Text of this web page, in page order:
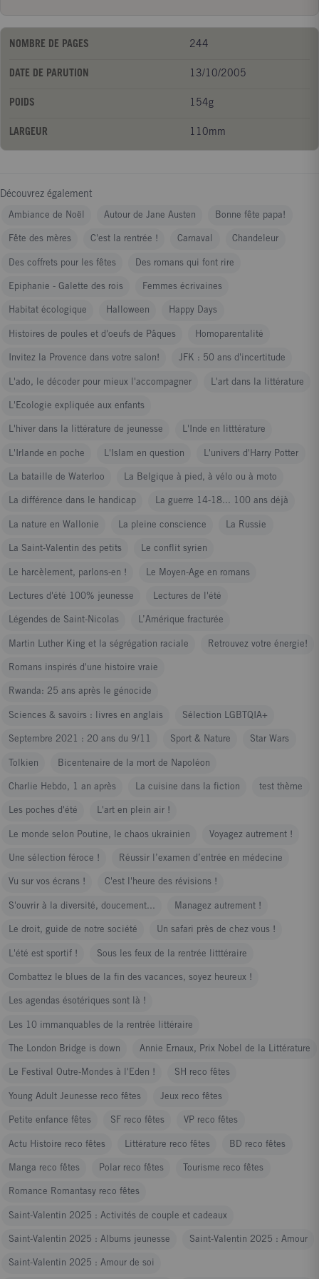
NOMBRE DE PAGES 244
DATE DE PARUTION 13/10/2005
POIDS 154g
LARGEUR 110mm
Découvrez également
Ambiance de Noël Autour de Jane Austen Bonne fête papa!
Fête des mères C'est la rentrée ! Carnaval Chandeleur
Des coffrets pour les fêtes Des romans qui font rire
Epiphanie - Galette des rois Femmes écrivaines
Habitat écologique Halloween Happy Days
Histoires de poules et d'oeufs de Pâques Homoparentalité
Invitez la Provence dans votre salon! JFK : 50 ans d'incertitude
L'ado, le décoder pour mieux l'accompagner L'art dans la littérature
L'Ecologie expliquée aux enfants
L'hiver dans la littérature de jeunesse L'Inde en litttérature
L'Irlande en poche L'Islam en question L'univers d'Harry Potter
La bataille de Waterloo La Belgique à pied, à vélo ou à moto
La différence dans le handicap La guerre 14-18... 100 ans déjà
La nature en Wallonie La pleine conscience La Russie
La Saint-Valentin des petits Le conflit syrien
Le harcèlement, parlons-en ! Le Moyen-Age en romans
Lectures d'été 100% jeunesse Lectures de l'été
Légendes de Saint-Nicolas L’Amérique fracturée
Martin Luther King et la ségrégation raciale Retrouvez votre énergie!
Romans inspirés d'une histoire vraie
Rwanda: 25 ans après le génocide
Sciences & savoirs : livres en anglais Sélection LGBTQIA+
Septembre 2021 : 20 ans du 9/11 Sport & Nature Star Wars
Tolkien Bicentenaire de la mort de Napoléon
Charlie Hebdo, 1 an après La cuisine dans la fiction test thème
Les poches d'été L'art en plein air !
Le monde selon Poutine, le chaos ukrainien Voyagez autrement !
Une sélection féroce ! Réussir l’examen d’entrée en médecine
Vu sur vos écrans ! C'est l'heure des révisions !
S'ouvrir à la diversité, doucement... Managez autrement !
Le droit, guide de notre société Un safari près de chez vous !
L'été est sportif ! Sous les feux de la rentrée litttéraire
Combattez le blues de la fin des vacances, soyez heureux !
Les agendas ésotériques sont là !
Les 10 immanquables de la rentrée littéraire
The London Bridge is down Annie Ernaux, Prix Nobel de la Littérature
Le Festival Outre-Mondes à l'Eden ! SH reco fêtes
Young Adult Jeunesse reco fêtes Jeux reco fêtes
Petite enfance fêtes SF reco fêtes VP reco fêtes
Actu Histoire reco fêtes Littérature reco fêtes BD reco fêtes
Manga reco fêtes Polar reco fêtes Tourisme reco fêtes
Romance Romantasy reco fêtes
Saint-Valentin 2025 : Activités de couple et cadeaux
Saint-Valentin 2025 : Albums jeunesse Saint-Valentin 2025 : Amour
Saint-Valentin 2025 : Amour de soi